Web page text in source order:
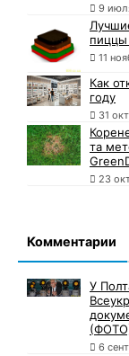
9
11
Как
году
31
та
23
Комментарии
У
6